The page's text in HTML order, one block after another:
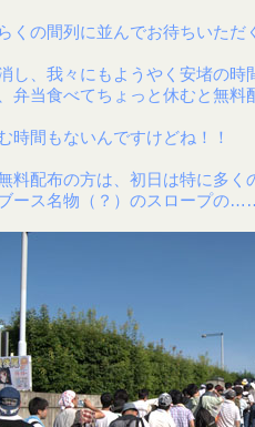
くの間列に並んでお待ちいただ
し、我々にもようやく安堵の時
弁当食べてちょっと休むと無
時間もないんですけどね！！
料配布の方は、初日は特に多く
ース名物（？）のスロープの